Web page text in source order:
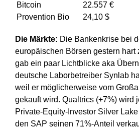
Bitcoin
22.557 €
Provention Bio
24,10 $
Die Märkte: Die Bankenkrise bei
europäischen Börsen gestern hart
gab ein paar Lichtblicke aka
deutsche Laborbetreiber Synlab
weil er möglicherweise vom
gekauft wird. Qualtrics (+7%) wird
Private-Equity-Investor Silver
den SAP seinen 71%-Anteil